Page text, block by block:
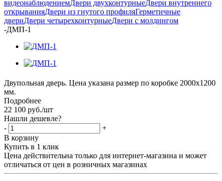
видеонаблюдениемДвери двухконтурныеДвери внутреннего
открыванияДвери из гнутого профиляГерметичные
двериДвери четырехконтурныеДвери с молдингом
-ДМП-1
Двупольная дверь. Цена указана размер по коробке 2000х1200
мм.
Подробнее
22 100 руб./шт
Нашли дешевле?
-
+
В корзину
Купить в 1 клик
Цена действительна только для интернет-магазина и может
отличаться от цен в розничных магазинах